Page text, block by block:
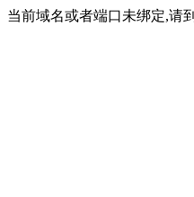
当前域名或者端口未绑定,请